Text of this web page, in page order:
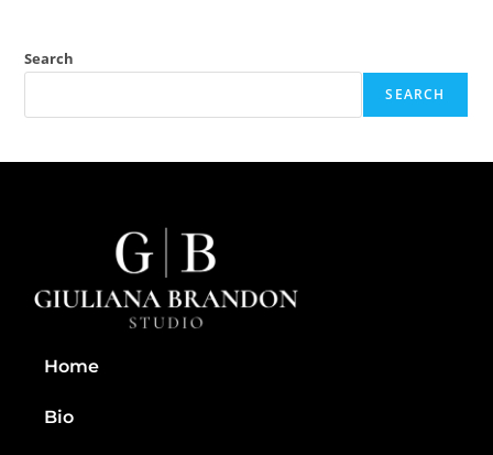
Search
SEARCH
Home
Bio